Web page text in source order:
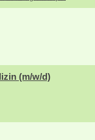
(m/w/d)